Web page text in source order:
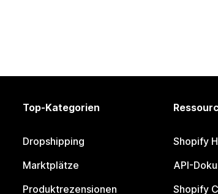
Top-Kategorien
Dropshipping
Marktplätze
Produktrezensionen
Shopify
API-
Shopify